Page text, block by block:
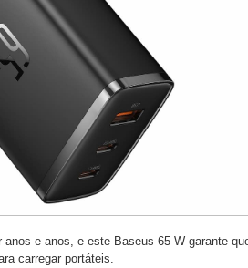
e anos, e este Baseus 65 W garante
carregar portáteis.